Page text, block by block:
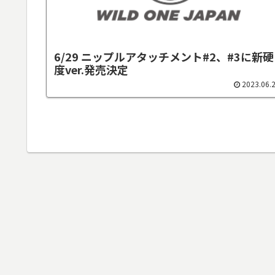
6/29 ニップルアタッチメント#2、#3に新硬
度ver.発売決定